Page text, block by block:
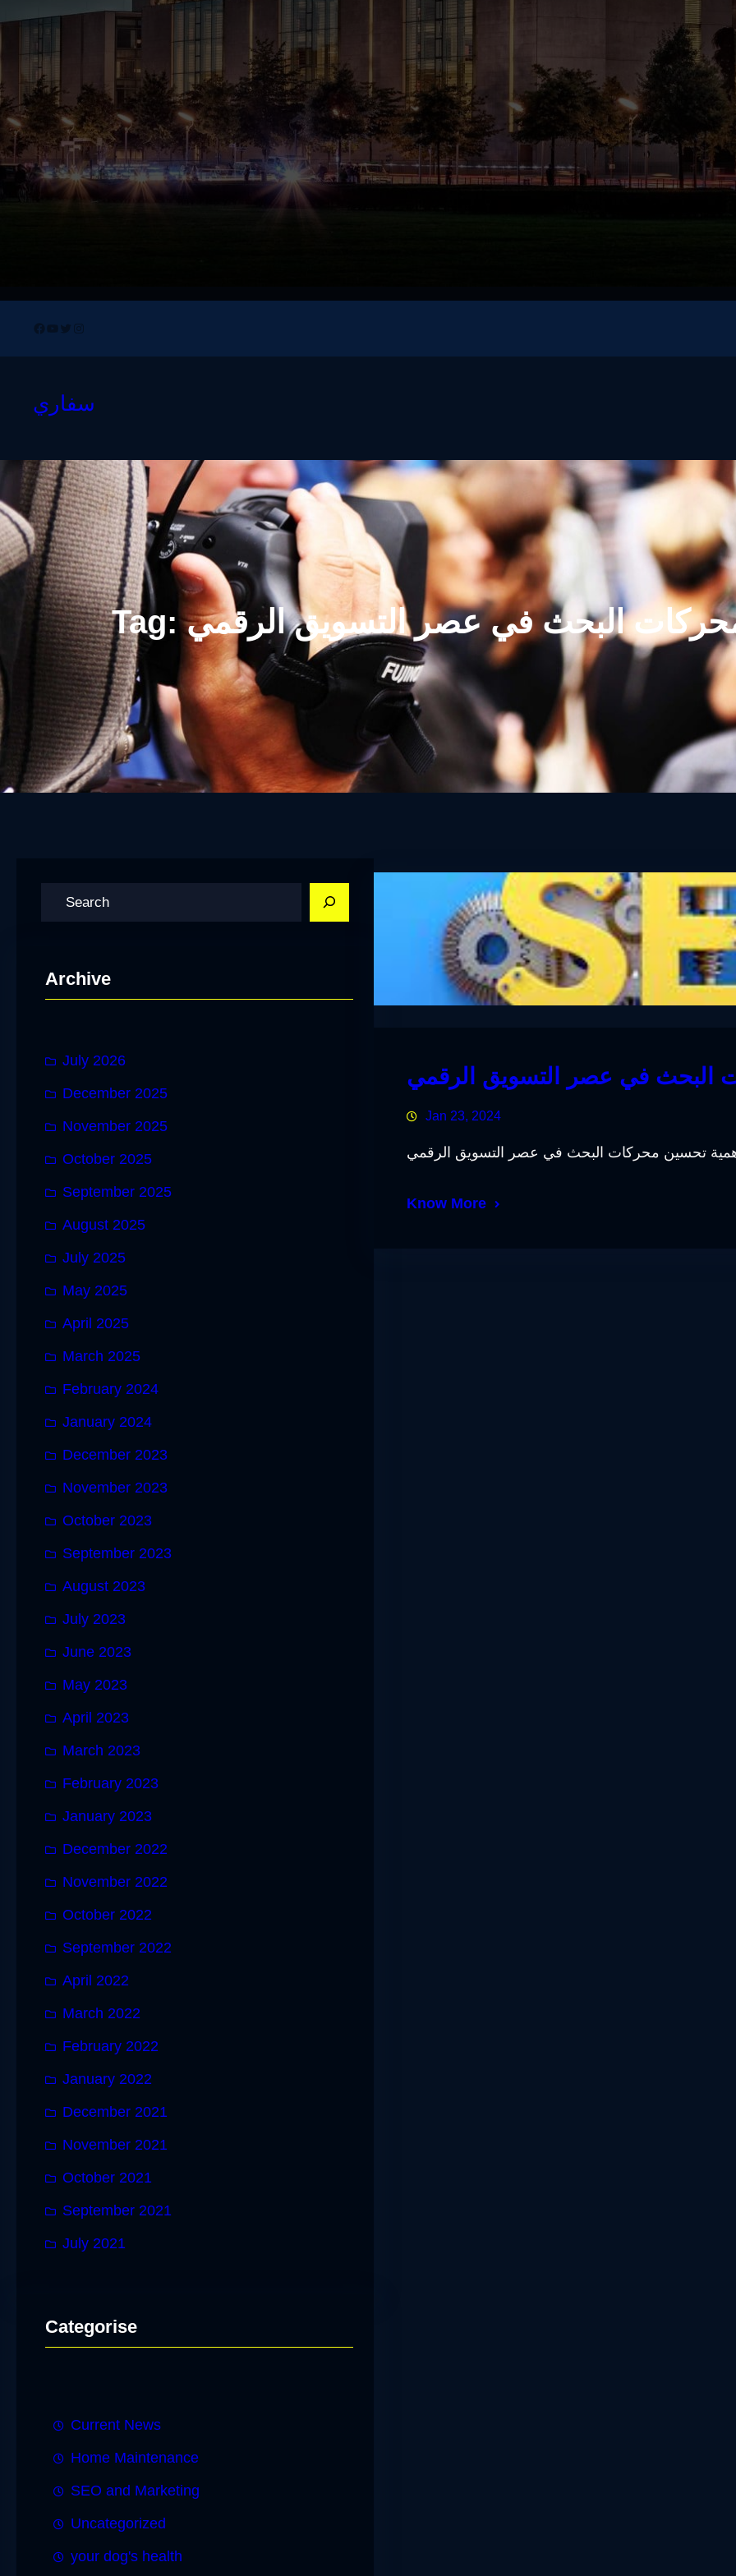
Facebook
YouTube
TwitterInstagram
سفاري
Tag:البحث في عصر التسويق الرقمي
Archive
July 2026
December 2025
November 2025
October 2025
September 2025
August 2025
July 2025
May 2025
April 2025
March 2025
February 2024
January 2024
December 2023
November 2023
October 2023
September 2023
August 2023
July 2023
June 2023
May 2023
April 2023
March 2023
February 2023
January 2023
December 2022
November 2022
October 2022
September 2022
April 2022
March 2022
February 2022
January 2022
December 2021
November 2021
October 2021
September 2021
July 2021
Categorise
Current News
Home Maintenance
SEO and Marketing
Uncategorized
your dog's health
البحث في عصر التسويق الرقمي
Jan 23, 2024
تحسين محركات البحث في عصر التسويق الرقمي
Know More